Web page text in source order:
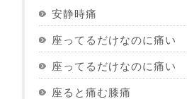
安静時痛
座ってるだけなのに痛い
座ってるだけなのに痛い
座ると痛む膝痛